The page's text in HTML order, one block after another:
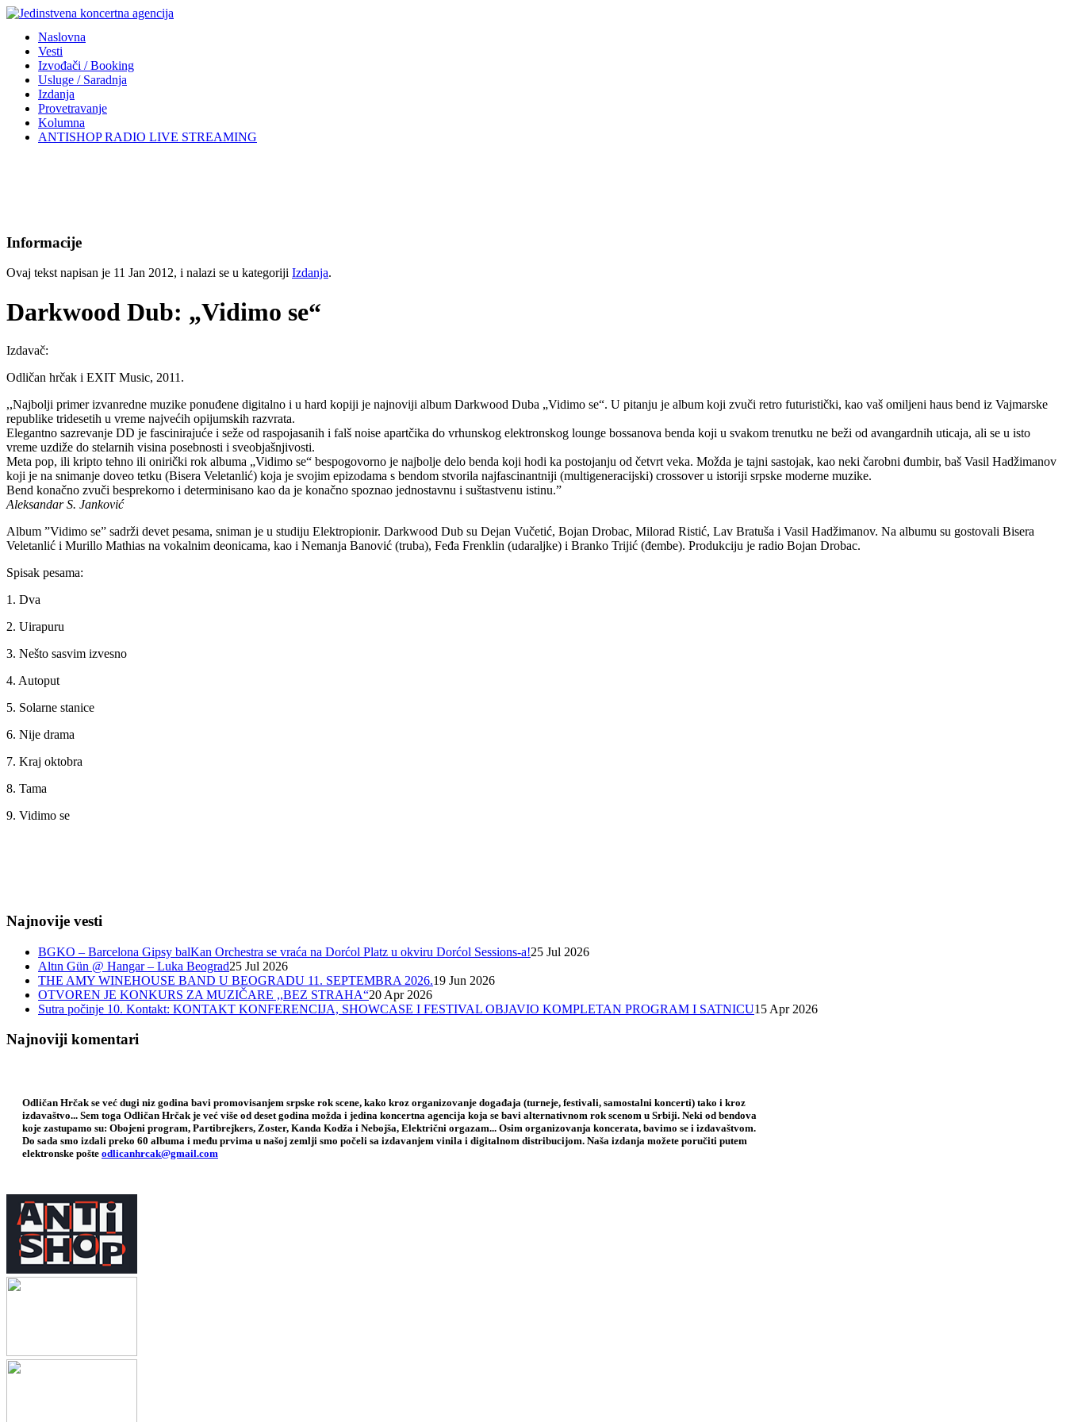
Naslovna
Vesti
Izvođači / Booking
Usluge / Saradnja
Izdanja
Provetravanje
Kolumna
ANTISHOP RADIO LIVE STREAMING
Informacije
Ovaj tekst napisan je 11 Jan 2012, i nalazi se u kategoriji Izdanja.
Darkwood Dub: „Vidimo se“
Izdavač:
Odličan hrčak i EXIT Music, 2011.
,,Najbolji primer izvanredne muzike ponuđene digitalno i u hard kopiji je najnoviji album Darkwood Duba „Vidimo se“. U pitanju je album koji zvuči retro futuristički, kao vaš omiljeni haus bend iz Vajmarske
republike tridesetih u vreme najvećih opijumskih razvrata.
Elegantno sazrevanje DD je fascinirajuće i seže od raspojasanih i falš noise apartčika do vrhunskog elektronskog lounge bossanova benda koji u svakom trenutku ne beži od avangardnih uticaja, ali se u isto
vreme uzdiže do stelarnih visina posebnosti i sveobjašnjivosti.
Meta pop, ili kripto tehno ili onirički rok albuma „Vidimo se“ bespogovorno je najbolje delo benda koji hodi ka postojanju od četvrt veka. Možda je tajni sastojak, kao neki čarobni đumbir, baš Vasil Hadžimanov
koji je na snimanje doveo tetku (Bisera Veletanlić) koja je svojim epizodama s bendom stvorila najfascinantniji (multigeneracijski) crossover u istoriji srpske moderne muzike.
Bend konačno zvuči besprekorno i determinisano kao da je konačno spoznao jednostavnu i suštastvenu istinu.”
Aleksandar S. Janković
Album ”Vidimo se” sadrži devet pesama, sniman je u studiju Elektropionir. Darkwood Dub su Dejan Vučetić, Bojan Drobac, Milorad Ristić, Lav Bratuša i Vasil Hadžimanov. Na albumu su gostovali Bisera
Veletanlić i Murillo Mathias na vokalnim deonicama, kao i Nemanja Banović (truba), Feđa Frenklin (udaraljke) i Branko Trijić (đembe). Produkciju je radio Bojan Drobac.
Spisak pesama:
1. Dva
2. Uirapuru
3. Nešto sasvim izvesno
4. Autoput
5. Solarne stanice
6. Nije drama
7. Kraj oktobra
8. Tama
9. Vidimo se
Najnovije vesti
BGKO – Barcelona Gipsy balKan Orchestra se vraća na Dorćol Platz u okviru Dorćol Sessions-a!25 Jul 2026
Altın Gün @ Hangar – Luka Beograd25 Jul 2026
THE AMY WINEHOUSE BAND U BEOGRADU 11. SEPTEMBRA 2026.19 Jun 2026
OTVOREN JE KONKURS ZA MUZIČARE ,,BEZ STRAHA“20 Apr 2026
Sutra počinje 10. Kontakt: KONTAKT KONFERENCIJA, SHOWCASE I FESTIVAL OBJAVIO KOMPLETAN PROGRAM I SATNICU15 Apr 2026
Najnoviji komentari
Odličan Hrčak se već dugi niz godina bavi promovisanjem srpske rok scene, kako kroz organizovanje događaja (turneje, festivali, samostalni koncerti) tako i kroz
izdavaštvo... Sem toga Odličan Hrčak je već više od deset godina možda i jedina koncertna agencija koja se bavi alternativnom rok scenom u Srbiji. Neki od bendova
koje zastupamo su: Obojeni program, Partibrejkers, Zoster, Kanda Kodža i Nebojša, Električni orgazam... Osim organizovanja koncerata, bavimo se i izdavaštvom.
Do sada smo izdali preko 60 albuma i među prvima u našoj zemlji smo počeli sa izdavanjem vinila i digitalnom distribucijom. Naša izdanja možete poručiti putem
elektronske pošte odlicanhrcak@gmail.com